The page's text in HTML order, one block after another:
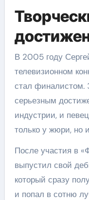
В 2005 году
телевизионном
стал финалистом.
серьезным
индустрии, и
только у жюри, но
После участия в
выпустил свой
который сразу
и попал в сотню